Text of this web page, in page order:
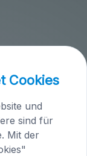
Cookies
und
sind für
Mit der